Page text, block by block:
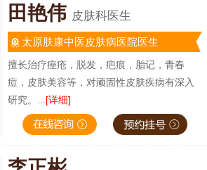
田艳伟 皮肤科医生
太原肤康中医皮肤病医院医生
擅长治疗痤疮，脱发，疤痕，胎记，青春
痘，皮肤美容等，对顽固性皮肤疾病有深入
研究。... [详细]